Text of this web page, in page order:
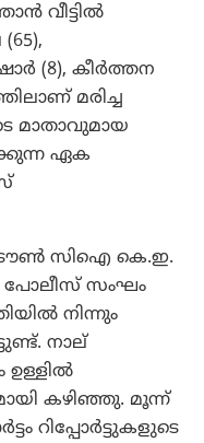
വീട്ടില്‍
(8), കീര്‍ത്തന
മരിച്ച
മാതാവുമായ
ഏക
ടൗണ്‍ സിഐ കെ.ഇ.
പോലീസ് സംഘം
നിന്നും
നാല്
ഉള്ളില്‍
കഴിഞ്ഞു. മൂന്ന്
റിപ്പോര്‍ട്ടുകളുടെ